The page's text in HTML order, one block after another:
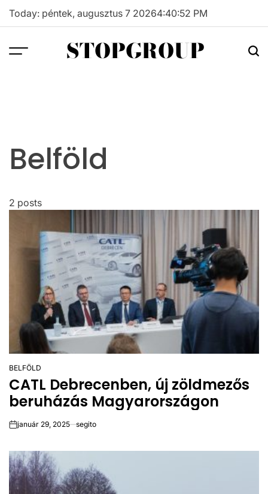
Skip
Today: péntek, augusztus 7 20264:40:52 PM
STOPGROUP
Belföld
2 posts
POSTED
IN
BELFÖLD
CATL Debrecenben, új zöldmezős
beruházás Magyarországon
onjanuár 29, 2025 segito